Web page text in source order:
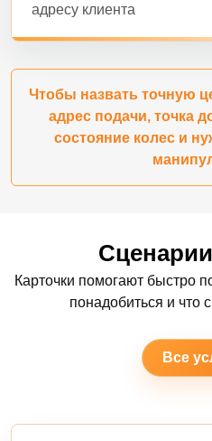
адресу клиента
Чтобы назвать точную
адрес подачи, точка
состояние колес и
Карточки помогают быстро
понадобиться и что
Все